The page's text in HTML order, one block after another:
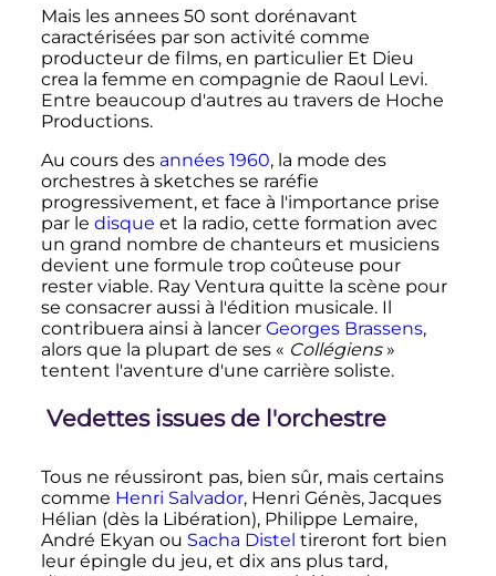
Mais les annees 50 sont dorénavant
caractérisées par son activité comme
producteur de films, en particulier Et Dieu
crea la femme en compagnie de Raoul Levi.
Entre beaucoup d'autres au travers de Hoche
Productions.
Au cours des années 1960, la mode des
orchestres à sketches se raréfie
progressivement, et face à l'importance prise
par le disque et la radio, cette formation avec
un grand nombre de chanteurs et musiciens
devient une formule trop coûteuse pour
rester viable. Ray Ventura quitte la scène pour
se consacrer aussi à l'édition musicale. Il
contribuera ainsi à lancer Georges Brassens,
alors que la plupart de ses « Collégiens»
tentent l'aventure d'une carrière soliste.
Vedettes issues de l'orchestre
Tous ne réussiront pas, bien sûr, mais certains
comme Henri Salvador, Henri Génès, Jacques
Hélian (dès la Libération), Philippe Lemaire,
André Ekyan ou Sacha Distel tireront fort bien
leur épingle du jeu, et dix ans plus tard,